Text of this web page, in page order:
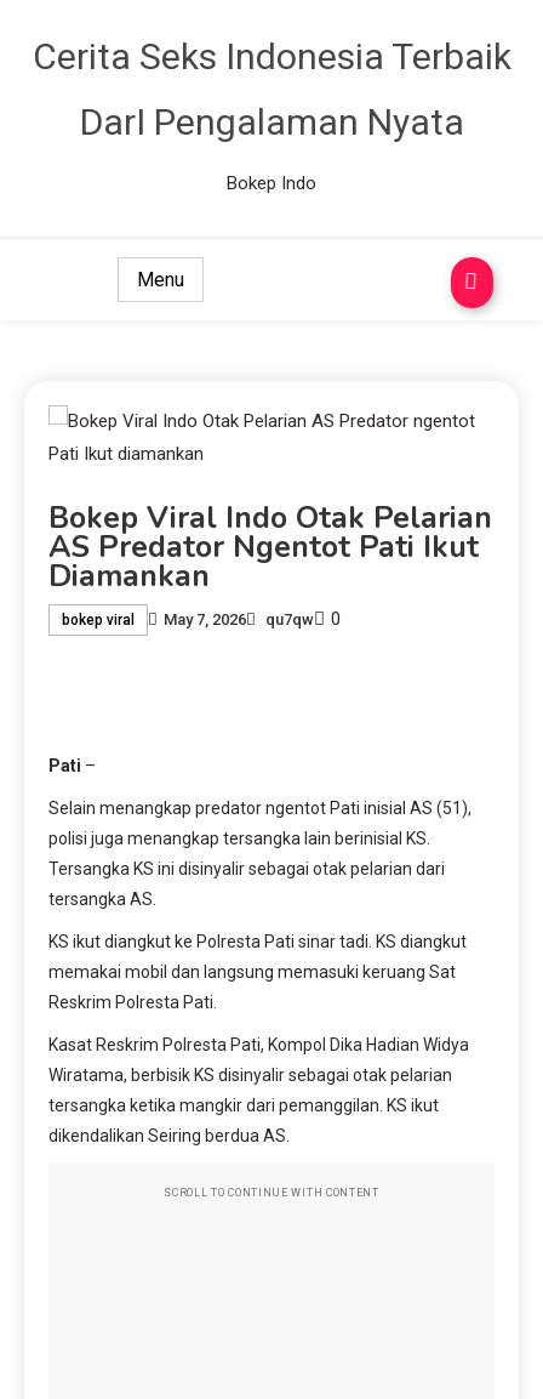
Cerita Seks Indonesia Terbaik
DarI Pengalaman Nyata
Bokep Indo
Menu
Bokep Viral Indo Otak Pelarian
AS Predator Ngentot Pati Ikut
Diamankan
bokep viral May 7, 2026 qu7qw 0
Pati –
Selain menangkap predator ngentot Pati inisial AS (51),
polisi juga menangkap tersangka lain berinisial KS.
Tersangka KS ini disinyalir sebagai otak pelarian dari
tersangka AS.
KS ikut diangkut ke Polresta Pati sinar tadi. KS diangkut
memakai mobil dan langsung memasuki keruang Sat
Reskrim Polresta Pati.
Kasat Reskrim Polresta Pati, Kompol Dika Hadian Widya
Wiratama, berbisik KS disinyalir sebagai otak pelarian
tersangka ketika mangkir dari pemanggilan. KS ikut
dikendalikan Seiring berdua AS.
SCROLL TO CONTINUE WITH CONTENT